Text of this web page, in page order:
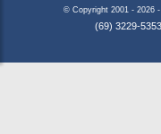
© Copyright 2001 - 2026
(69) 3229-5353